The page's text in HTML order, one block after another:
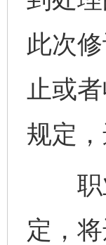
此次
止或
规定
职业
定，